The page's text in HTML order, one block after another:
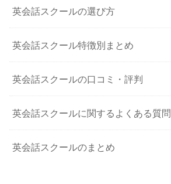
英会話スクールの選び方
英会話スクール特徴別まとめ
英会話スクールの口コミ・評判
英会話スクールに関するよくある質問
英会話スクールのまとめ